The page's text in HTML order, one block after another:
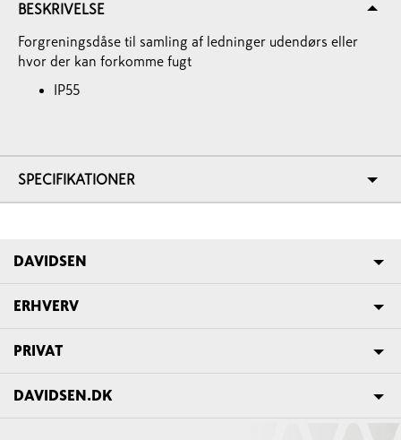
BESKRIVELSE
Forgreningsdåse til samling af ledninger udendørs eller
hvor der kan forkomme fugt
IP55
SPECIFIKATIONER
DAVIDSEN
ERHVERV
PRIVAT
DAVIDSEN.DK